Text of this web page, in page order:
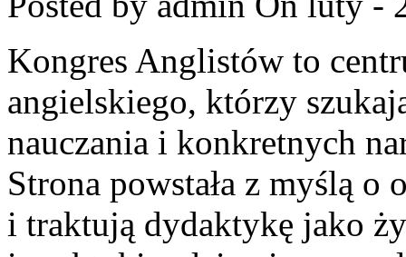
Kongres Anglistów to
angielskiego, którzy
nauczania i konkretnych
Strona powstała z myślą o
i traktują dydaktykę jako